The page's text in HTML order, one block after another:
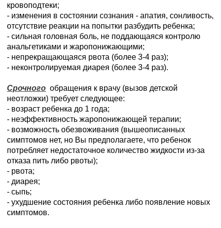
кровоподтеки;
- изменения в состоянии сознания - апатия, сонливость,
отсутствие реакции на попытки разбудить ребенка;
- сильная головная боль, не поддающаяся контролю
анальгетиками и жаропонижающими;
- непрекращающаяся рвота (более 3-4 раз);
- неконтролируемая диарея (более 3-4 раз).
Срочного обращения к врачу (вызов детской
неотложки) требует следующее:
- возраст ребенка до 1 года;
- неэффективность жаропонижающей терапии;
- возможность обезвоживания (вышеописанных
симптомов нет, но Вы предполагаете, что ребенок
потребляет недостаточное количество жидкости из-за
отказа пить либо рвоты);
- рвота;
- диарея;
- сыпь;
- ухудшение состояния ребенка либо появление новых
симптомов.